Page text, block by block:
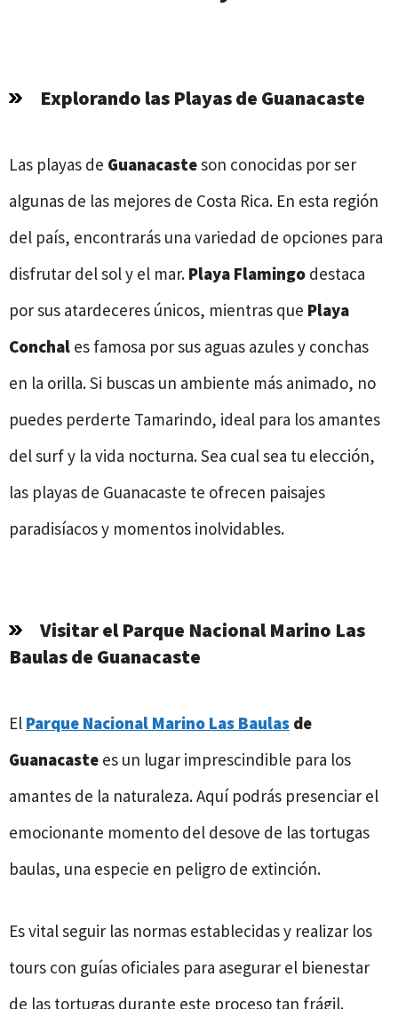
Explorando las Playas de Guanacaste
Las playas de Guanacasteson conocidas por ser
algunas de las mejores de Costa Rica. En esta región
del país, encontrarás una variedad de opciones para
disfrutar del sol y el mar. Playa Flamingo destaca
por sus atardeceres únicos, mientras que Playa
Conchal es famosa por sus aguas azules y conchas
en la orilla. Si buscas un ambiente más animado, no
puedes perderte Tamarindo, ideal para los amantes
del surf y la vida nocturna. Sea cual sea tu elección,
las playas de Guanacaste te ofrecen paisajes
paradisíacos y momentos inolvidables.
Visitar el Parque Nacional Marino Las
Baulas de Guanacaste
El Parque Nacional Marino Las Baulas de
Guanacaste es un lugar imprescindible para los
amantes de la naturaleza. Aquí podrás presenciar el
emocionante momento del desove de las tortugas
baulas, una especie en peligro de extinción.
Es vital seguir las normas establecidas y realizar los
tours con guías oficiales para asegurar el bienestar
de las tortugas durante este proceso tan frágil.